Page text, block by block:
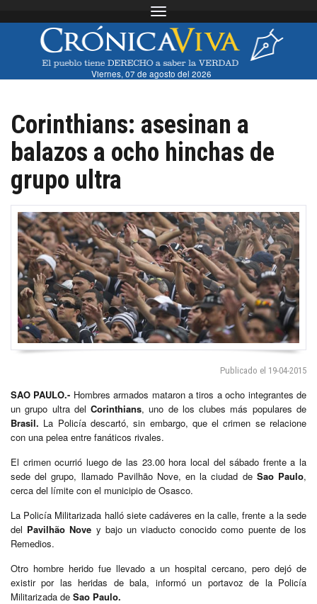
Toggle navigation
Viernes, 07 de agosto del 2026
Corinthians: asesinan a
balazos a ocho hinchas de
grupo ultra
Publicado el 19-04-2015
SAO PAULO.- Hombres armados mataron a tiros a ocho integrantes de
un grupo ultra delCorinthians, uno de los clubes más populares de
Brasil. La Policía descartó, sin embargo, que el crimen se relacione
con una pelea entre fanáticos rivales.
El crimen ocurrió luego de las 23.00 hora local del sábado frente a la
sede del grupo, llamado Pavilhão Nove, en la ciudad de Sao Paulo,
cerca del límite con el municipio de Osasco.
La Policía Militarizada halló siete cadáveres en la calle, frente a la sede
del Pavilhão Nove y bajo un viaducto conocido como puente de los
Remedios.
Otro hombre herido fue llevado a un hospital cercano, pero dejó de
existir por las heridas de bala, informó un portavoz de la Policía
Militarizada de Sao Paulo.